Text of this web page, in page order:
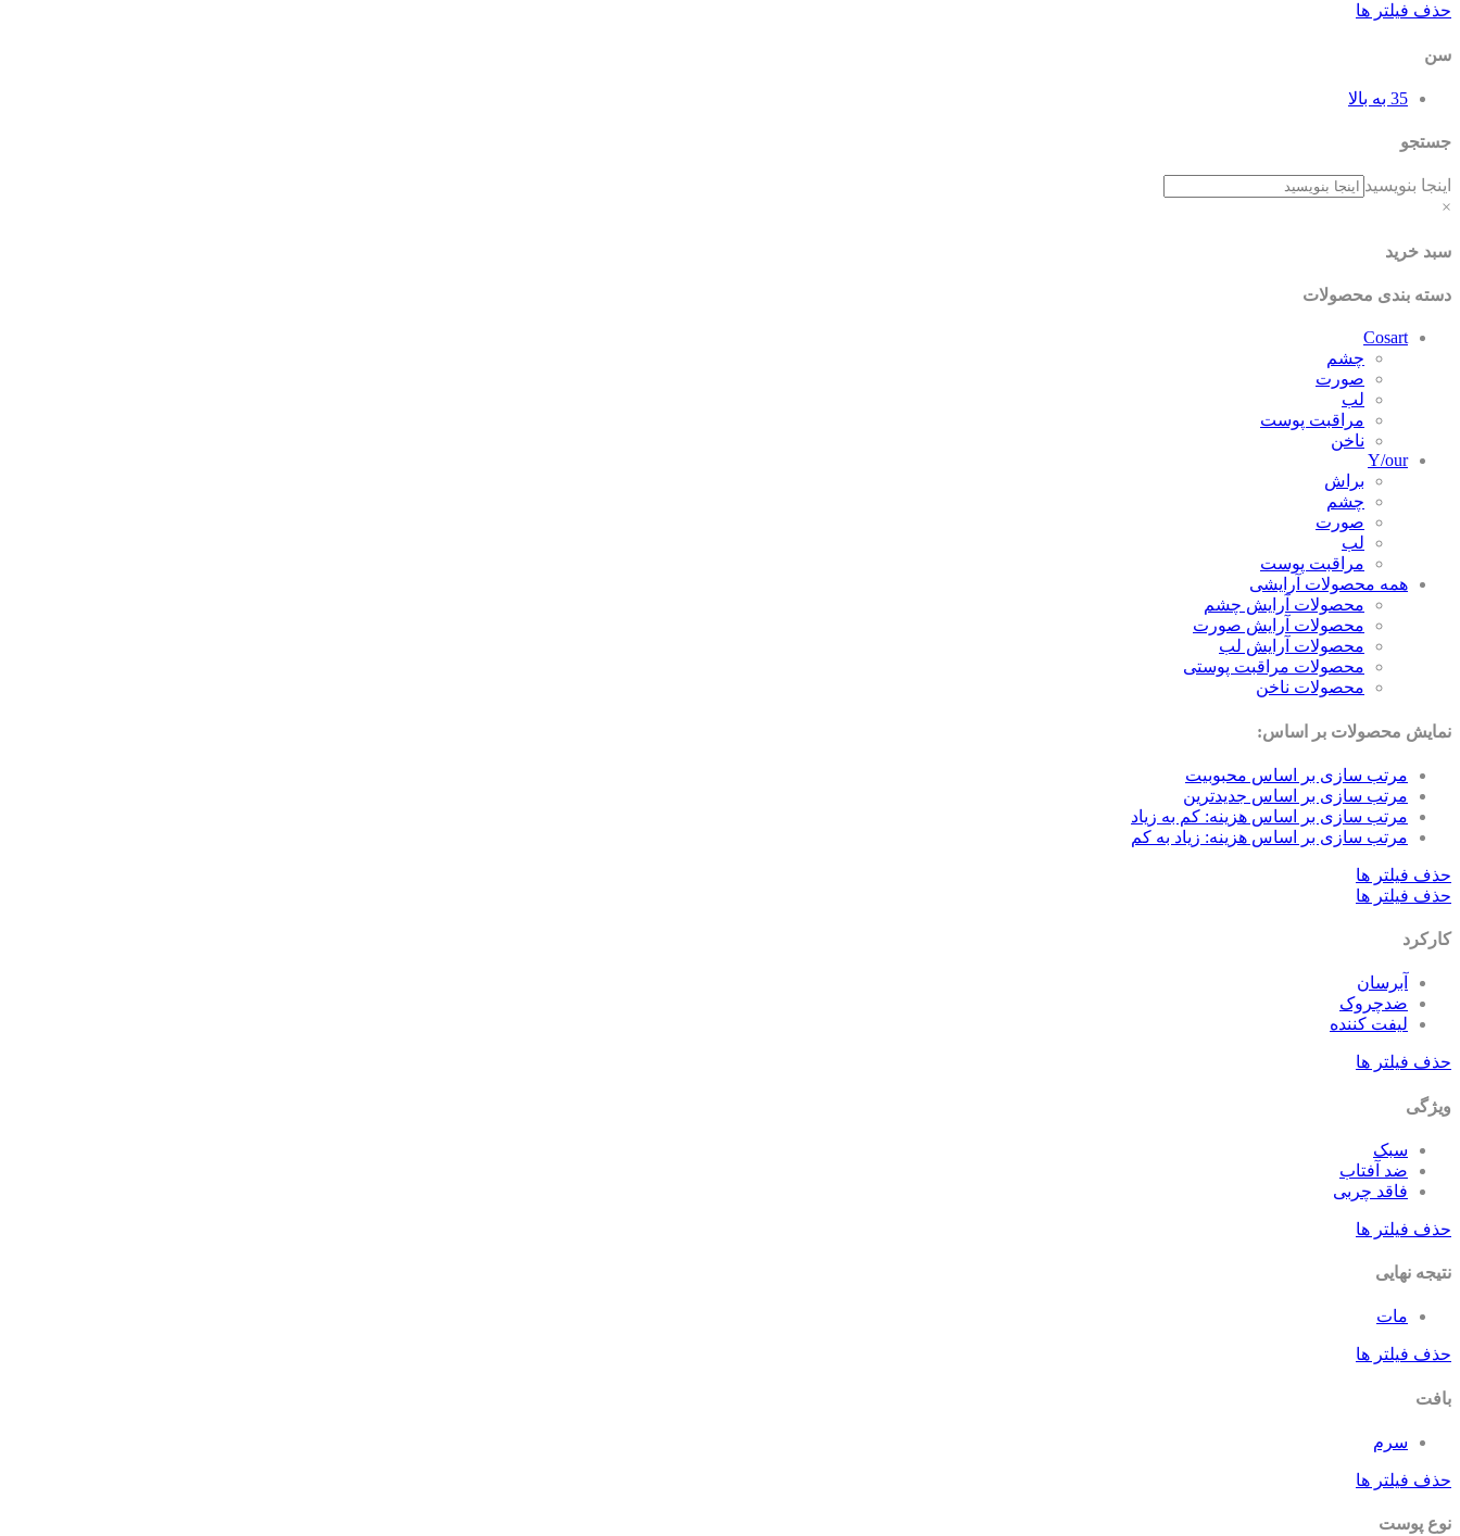
حذف فیلتر ها
سن
35 به بالا
جستجو
اینجا بنویسید
×
سبد خرید
دسته بندی محصولات
Cosart
چشم
صورت
لب
مراقبت پوست
ناخن
Y/our
براش
چشم
صورت
لب
مراقبت پوست
همه محصولات آرایشی
محصولات آرایش چشم
محصولات آرایش صورت
محصولات آرایش لب
محصولات مراقبت پوستی
محصولات ناخن
نمایش محصولات بر اساس:
مرتب سازی بر اساس محبوبیت
مرتب سازی بر اساس جدیدترین
مرتب سازی بر اساس هزینه: کم به زیاد
مرتب سازی بر اساس هزینه: زیاد به کم
حذف فیلتر ها
حذف فیلتر ها
کارکرد
آبرسان
ضدچروک
لیفت کننده
حذف فیلتر ها
ویژگی
سبک
ضد آفتاب
فاقد چربی
حذف فیلتر ها
نتیجه نهایی
مات
حذف فیلتر ها
بافت
سرم
حذف فیلتر ها
نوع پوست